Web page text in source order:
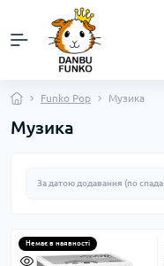
Funko Pop Музика
Музика
Немає в наявності